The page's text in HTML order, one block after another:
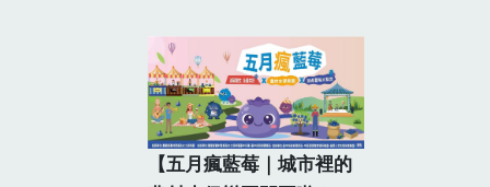
【五月瘋藍莓｜城市裡的